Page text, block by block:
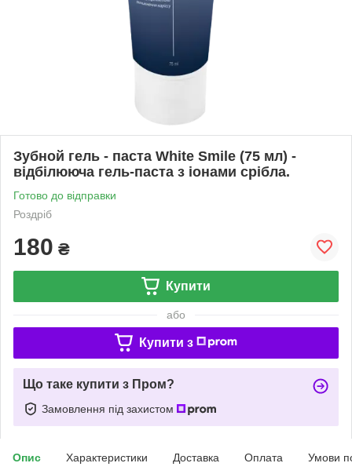
Зубной гель - паста White Smile (75 мл) -
відбілююча гель-паста з іонами срібла.
Готово до відправки
Роздріб
180 ₴
Купити
або
Купити з
Що таке купити з Пром?
Замовлення під захистом
Опис Характеристики Доставка Оплата Умови